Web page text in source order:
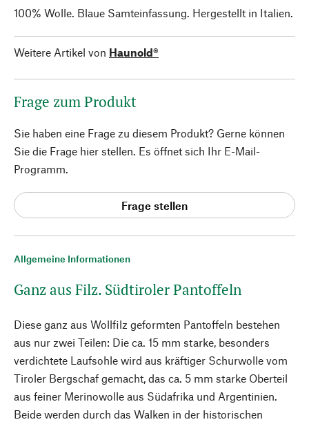
Allgemeine Informationen
Ganz aus Filz. Südtiroler Pantoffeln
Diese ganz aus Wollfilz geformten Pantoffeln bestehen
aus nur zwei Teilen: Die ca. 15 mm starke, besonders
verdichtete Laufsohle wird aus kräftiger Schurwolle vom
Tiroler Bergschaf gemacht, das ca. 5 mm starke Oberteil
aus feiner Merinowolle aus Südafrika und Argentinien.
Beide werden durch das Walken in der historischen
100% Wolle. Blaue Samteinfassung. Hergestellt in Italien.
Weitere Artikel von Haunold®
Frage zum Produkt
Sie haben eine Frage zu diesem Produkt? Gerne können
Sie die Frage hier stellen. Es öffnet sich Ihr E-Mail-
Programm.
Frage stellen